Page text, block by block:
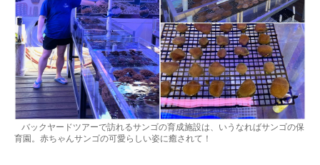
バックヤードツアーで訪れるサンゴの育成施設は、いうなればサンゴの保
育園。赤ちゃんサンゴの可愛らしい姿に癒されて！